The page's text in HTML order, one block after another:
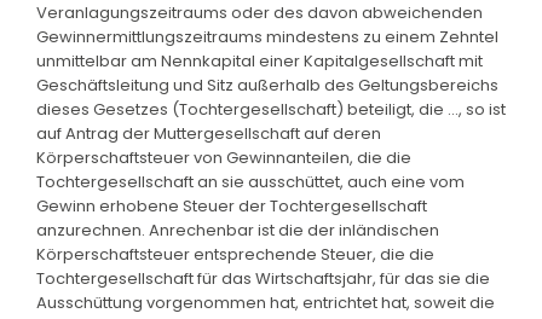
Veranlagungszeitraums oder des davon abweichenden
Gewinnermittlungszeitraums mindestens zu einem Zehntel
unmittelbar am Nennkapital einer Kapitalgesellschaft mit
Geschäftsleitung und Sitz außerhalb des Geltungsbereichs
dieses Gesetzes (Tochtergesellschaft) beteiligt, die ..., so ist
auf Antrag der Muttergesellschaft auf deren
Körperschaftsteuer von Gewinnanteilen, die die
Tochtergesellschaft an sie ausschüttet, auch eine vom
Gewinn erhobene Steuer der Tochtergesellschaft
anzurechnen. Anrechenbar ist die der inländischen
Körperschaftsteuer entsprechende Steuer, die die
Tochtergesellschaft für das Wirtschaftsjahr, für das sie die
Ausschüttung vorgenommen hat, entrichtet hat, soweit die